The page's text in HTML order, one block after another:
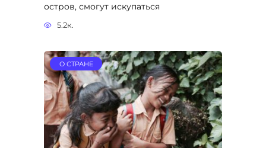
остров, смогут искупаться
5.2к.
О СТРАНЕ